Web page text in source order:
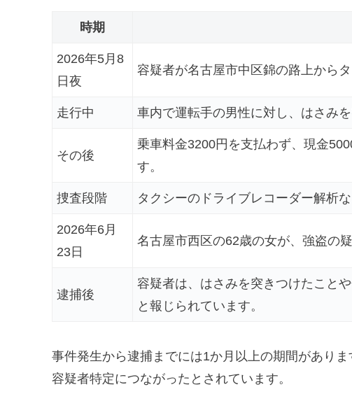
時期
2026年5月8
日夜
容疑者が名古屋市中区錦の路上から
走行中 車内で運転手の男性に対し、はさみ
その後
乗車料金3200円を支払わず、現金
す。
捜査段階 タクシーのドライブレコーダー解析
2026年6月
23日
名古屋市西区の62歳の女が、強盗の
逮捕後
容疑者は、はさみを突きつけたこと
と報じられています。
事件発生から逮捕までには1か月以上の期間があり
容疑者特定につながったとされています。